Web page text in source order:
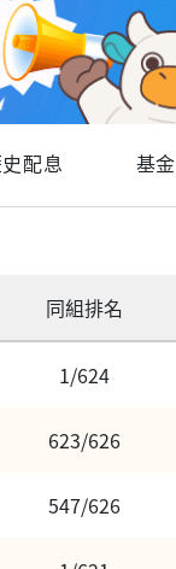
配息 基
同組排名
1/624
623/626
547/626